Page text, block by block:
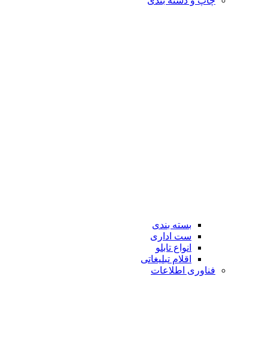
بسته بندی
ست اداری
انواع تابلو
اقلام تبلیغاتی
فناوری اطلاعات